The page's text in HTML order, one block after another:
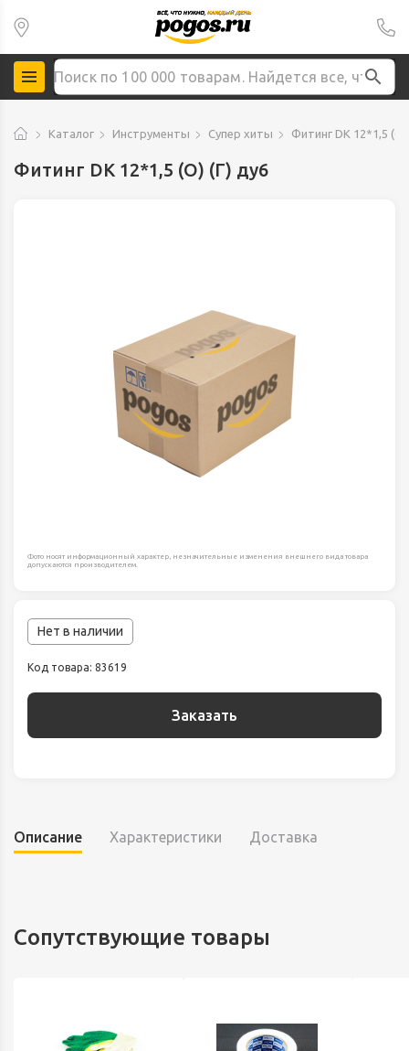
Каталог Инструменты Супер хиты Фитинг DK 12*1,5 (О)
Фитинг DK 12*1,5 (О) (Г) ду6
Фото носят информационный характер, незначительные изменения внешнего вида товара
допускаются производителем.
Нет в наличии
Код товара: 83619
Заказать
Описание Характеристики Доставка
Сопутствующие товары